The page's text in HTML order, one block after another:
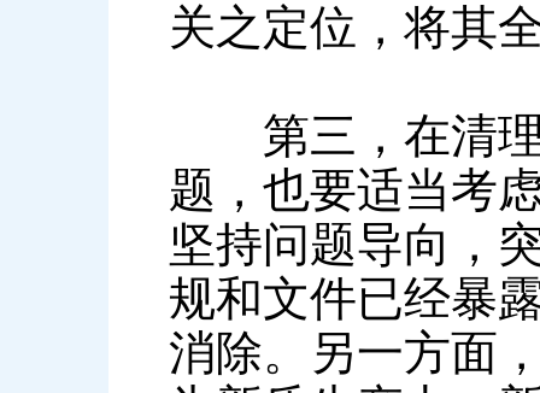
关之定位，将其
第三，在清理
题，也要适当考
坚持问题导向，
规和文件已经暴
消除。另一方面